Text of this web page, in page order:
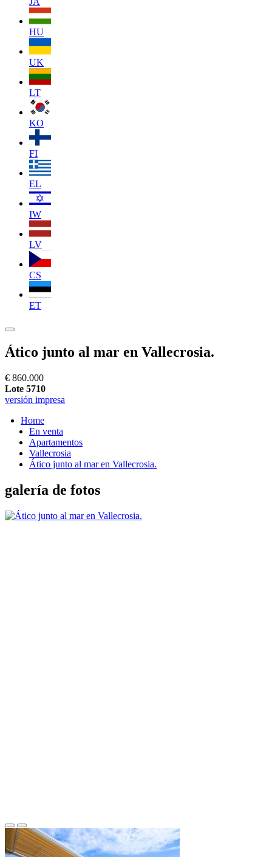
HU
UK
LT
KO
FI
EL
IW
LV
CS
ET
Ático junto al mar en Vallecrosia.
€ 860.000
Lote 5710
versión impresa
Home
En venta
Apartamentos
Vallecrosia
Ático junto al mar en Vallecrosia.
galería de fotos